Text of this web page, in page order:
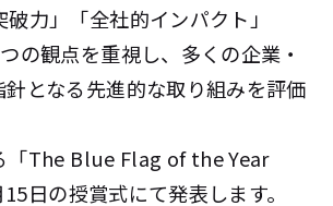
力」「全社的インパクト」
の観点を重視し、多くの企業・
となる先進的な取り組みを評価
「The Blue Flag of the Year
日の授賞式にて発表します。